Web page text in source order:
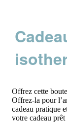
Offrez cette
Offrez-la pour
cadeau pratique
votre cadeau